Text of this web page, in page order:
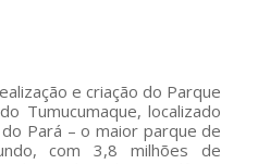
e criação do Parque
Tumucumaque, localizado
Pará – o maior parque de
com 3,8 milhões de